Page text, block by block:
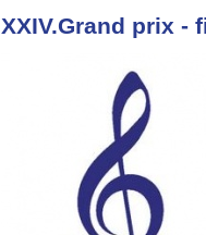
XXIV.Grand prix -